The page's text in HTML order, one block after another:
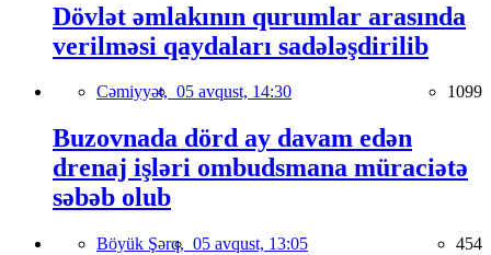
Dövlət əmlakının qurumlar arasında
verilməsi qaydaları sadələşdirilib
Cəmiyyət, 05 avqust, 14:30 1099
Buzovnada dörd ay davam edən
drenaj işləri ombudsmana müraciətə
səbəb olub
Böyük Şərq, 05 avqust, 13:05 454